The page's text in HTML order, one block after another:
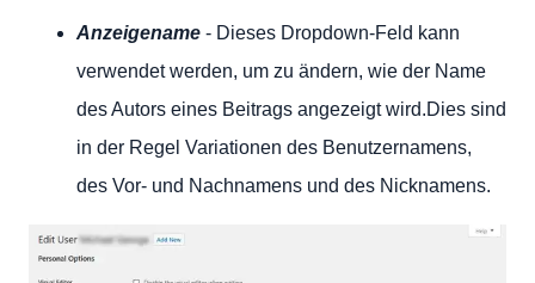
Anzeigename - Dieses Dropdown-Feld kann
verwendet werden, um zu ändern, wie der Name
des Autors eines Beitrags angezeigt wird.Dies sind
in der Regel Variationen des Benutzernamens,
des Vor- und Nachnamens und des Nicknamens.